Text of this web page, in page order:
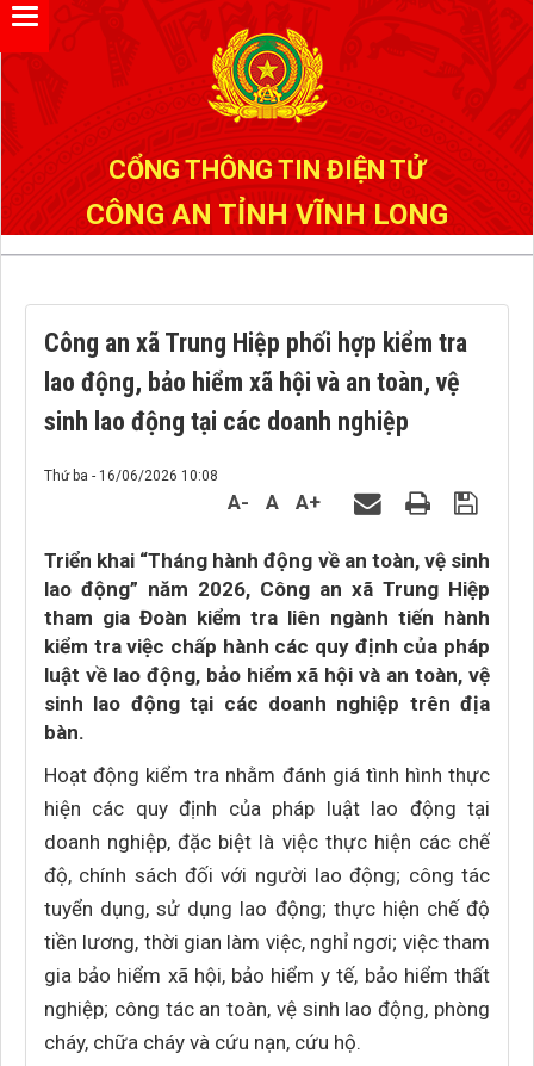
CỔNG THÔNG TIN ĐIỆN TỬ
CÔNG AN TỈNH VĨNH LONG
Công an xã Trung Hiệp phối hợp kiểm tra
lao động, bảo hiểm xã hội và an toàn, vệ
sinh lao động tại các doanh nghiệp
Thứ ba - 16/06/2026 10:08
A- A A+
Triển khai “Tháng hành động về an toàn, vệ sinh
lao động” năm 2026, Công an xã Trung Hiệp
tham gia Đoàn kiểm tra liên ngành tiến hành
kiểm tra việc chấp hành các quy định của pháp
luật về lao động, bảo hiểm xã hội và an toàn, vệ
sinh lao động tại các doanh nghiệp trên địa
bàn.
Hoạt động kiểm tra nhằm đánh giá tình hình thực
hiện các quy định của pháp luật lao động tại
doanh nghiệp, đặc biệt là việc thực hiện các chế
độ, chính sách đối với người lao động; công tác
tuyển dụng, sử dụng lao động; thực hiện chế độ
tiền lương, thời gian làm việc, nghỉ ngơi; việc tham
gia bảo hiểm xã hội, bảo hiểm y tế, bảo hiểm thất
nghiệp; công tác an toàn, vệ sinh lao động, phòng
cháy, chữa cháy và cứu nạn, cứu hộ.